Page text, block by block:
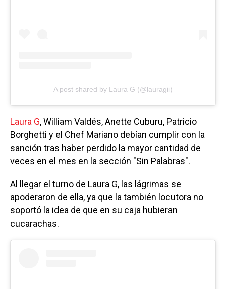
A post shared by Laura G (@lauragii)
Laura G, William Valdés, Anette Cuburu, Patricio
Borghetti y el Chef Mariano debían cumplir con la
sanción tras haber perdido la mayor cantidad de
veces en el mes en la sección "Sin Palabras".
Al llegar el turno de Laura G, las lágrimas se
apoderaron de ella, ya que la también locutora no
soportó la idea de que en su caja hubieran
cucarachas.